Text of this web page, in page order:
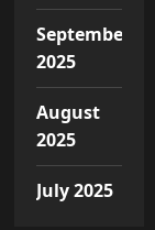
September
2025
August
2025
July 2025